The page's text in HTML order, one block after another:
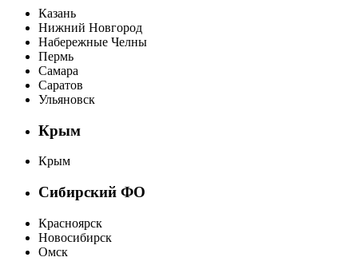
Казань
Нижний Новгород
Набережные Челны
Пермь
Самара
Саратов
Ульяновск
Крым
Крым
Сибирский ФО
Красноярск
Новосибирск
Омск